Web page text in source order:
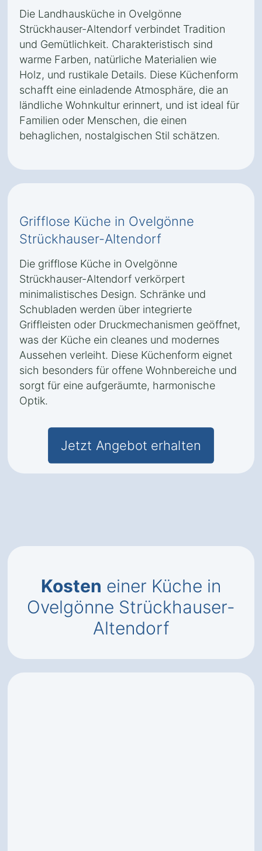
Die Landhausküche in Ovelgönne
Strückhauser-Altendorf verbindet Tradition
und Gemütlichkeit. Charakteristisch sind
warme Farben, natürliche Materialien wie
Holz, und rustikale Details. Diese Küchenform
schafft eine einladende Atmosphäre, die an
ländliche Wohnkultur erinnert, und ist ideal für
Familien oder Menschen, die einen
behaglichen, nostalgischen Stil schätzen.
Grifflose Küche in Ovelgönne
Strückhauser-Altendorf
Die grifflose Küche in Ovelgönne
Strückhauser-Altendorf verkörpert
minimalistisches Design. Schränke und
Schubladen werden über integrierte
Griffleisten oder Druckmechanismen geöffnet,
was der Küche ein cleanes und modernes
Aussehen verleiht. Diese Küchenform eignet
sich besonders für offene Wohnbereiche und
sorgt für eine aufgeräumte, harmonische
Optik.
Jetzt Angebot erhalten
Kosten einer Küche in
Ovelgönne Strückhauser-
Altendorf